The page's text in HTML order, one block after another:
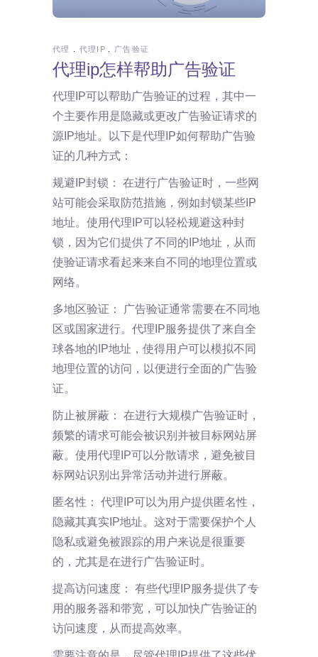
代理 代理IP 广告验证
代理ip怎样帮助广告验证
代理IP可以帮助广告验证的过程，其中一
个主要作用是隐藏或更改广告验证请求的
源IP地址。以下是代理IP如何帮助广告验
证的几种方式：
规避IP封锁： 在进行广告验证时，一些网
站可能会采取防范措施，例如封锁某些IP
地址。使用代理IP可以轻松规避这种封
锁，因为它们提供了不同的IP地址，从而
使验证请求看起来来自不同的地理位置或
网络。
多地区验证： 广告验证通常需要在不同地
区或国家进行。代理IP服务提供了来自全
球各地的IP地址，使得用户可以模拟不同
地理位置的访问，以便进行全面的广告验
证。
防止被屏蔽： 在进行大规模广告验证时，
频繁的请求可能会被识别并被目标网站屏
蔽。使用代理IP可以分散请求，避免被目
标网站识别出异常活动并进行屏蔽。
匿名性： 代理IP可以为用户提供匿名性，
隐藏其真实IP地址。这对于需要保护个人
隐私或避免被跟踪的用户来说是很重要
的，尤其是在进行广告验证时。
提高访问速度： 有些代理IP服务提供了专
用的服务器和带宽，可以加快广告验证的
访问速度，从而提高效率。